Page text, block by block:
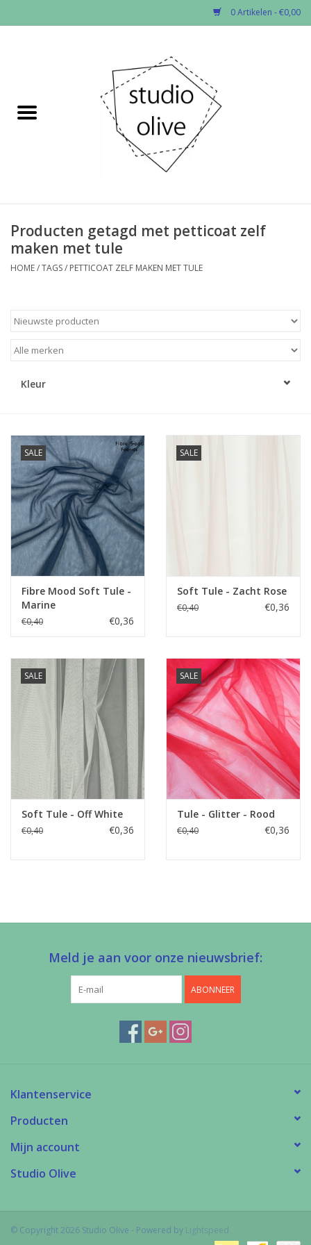
0 Artikelen - €0,00
✂︎Nieuw
Fournituren
Patronen
Studio Olive inspireert....
Producten getagd met petticoat zelf
maken met tule
HOME/TAGS/ PETTICOAT ZELF MAKEN MET TULE
Kleur
SALE
Fibre Mood Soft Tule -
Marine
€0,40 €0,36
SALE
Soft Tule - Zacht Rose
€0,40 €0,36
SALE
Soft Tule - Off White
€0,40 €0,36
SALE
Tule - Glitter - Rood
€0,40 €0,36
Meld je aan voor onze nieuwsbrief:
ABONNEER
Klantenservice
Producten
Mijn account
Studio Olive
© Copyright 2026 Studio Olive - Powered by Lightspeed